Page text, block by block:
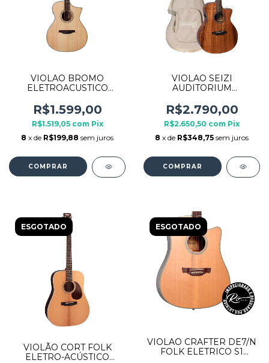
VIOLAO BROMO
ELETROACUSTICO
CUTAWAY BAA4CE
R$1.599,00
R$1.519,05 com Pix
8 x de R$199,88 sem juros
VIOLAO SEIZI
AUDITORIUM
KAIZEN KOA GLOSS
R$2.790,00
R$2.650,50 com Pix
8 x de R$348,75 sem juros
ESGOTADO
VIOLÃO CORT FOLK
ELETRO-ACÚSTICO
ESGOTADO
VIOLAO CRAFTER DE7/N
FOLK ELETRICO S1